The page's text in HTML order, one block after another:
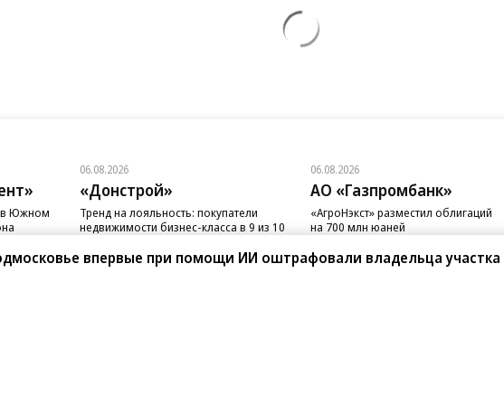
в Южном
06.08.2026
«Донстрой»
Тренд на лояльность: покупатели
недвижимости бизнес-класса в 9 из 10
06.08.2026
АО «Газпромбанк»
«АгроНэкст» разместил облигаций
на 700 млн юаней
впервые при помощи ИИ оштрафовали владельца